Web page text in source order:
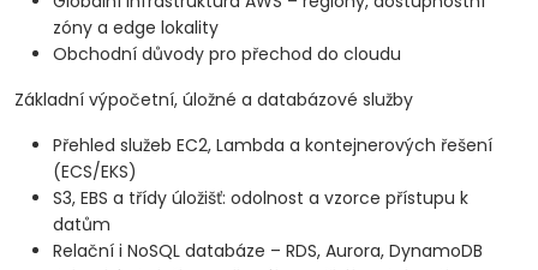
zóny a edge lokality
Obchodní důvody pro přechod do cloudu
Základní výpočetní, úložné a databázové služby
Přehled služeb EC2, Lambda a kontejnerových řešení
(ECS/EKS)
S3, EBS a třídy úložišť: odolnost a vzorce přístupu k
datům
Relační i NoSQL databáze – RDS, Aurora, DynamoDB